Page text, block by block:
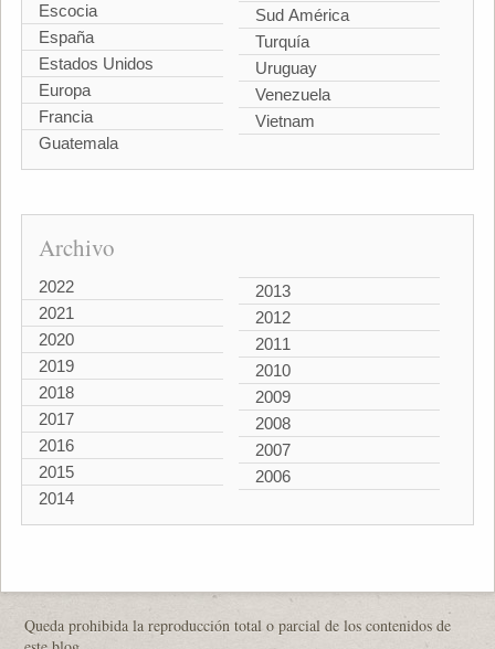
Escocia
España
Estados Unidos
Europa
Francia
Guatemala
Sud América
Turquía
Uruguay
Venezuela
Vietnam
Archivo
2022
2021
2020
2019
2018
2017
2016
2015
2014
2013
2012
2011
2010
2009
2008
2007
2006
Queda prohibida la reproducción total o parcial de los contenidos de